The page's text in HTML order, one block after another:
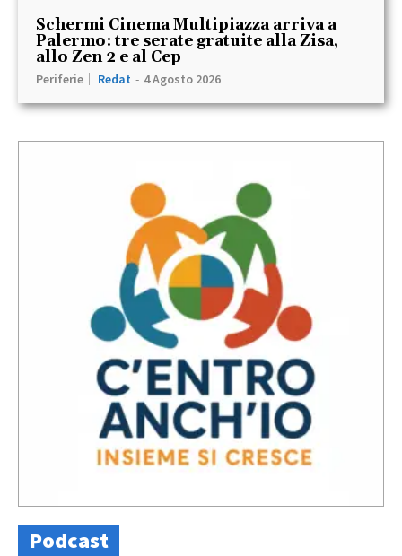
Schermi Cinema Multipiazza arriva a
Palermo: tre serate gratuite alla Zisa,
allo Zen 2 e al Cep
Periferie Redat - 4 Agosto 2026
Podcast